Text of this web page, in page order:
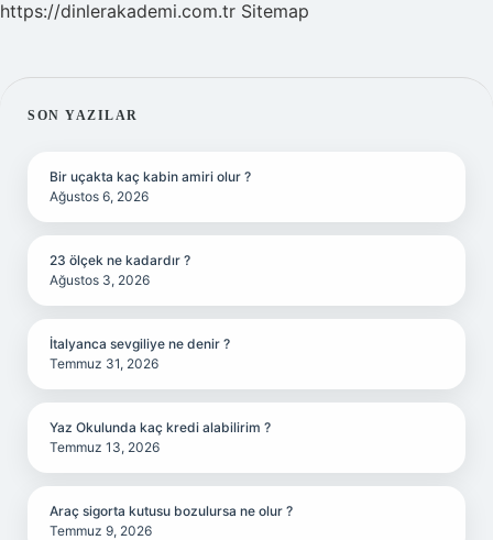
https://dinlerakademi.com.tr Sitemap
SIDEBAR
SON YAZILAR
Bir uçakta kaç kabin amiri olur ?
Ağustos 6, 2026
23 ölçek ne kadardır ?
Ağustos 3, 2026
İtalyanca sevgiliye ne denir ?
Temmuz 31, 2026
Yaz Okulunda kaç kredi alabilirim ?
Temmuz 13, 2026
Araç sigorta kutusu bozulursa ne olur ?
Temmuz 9, 2026